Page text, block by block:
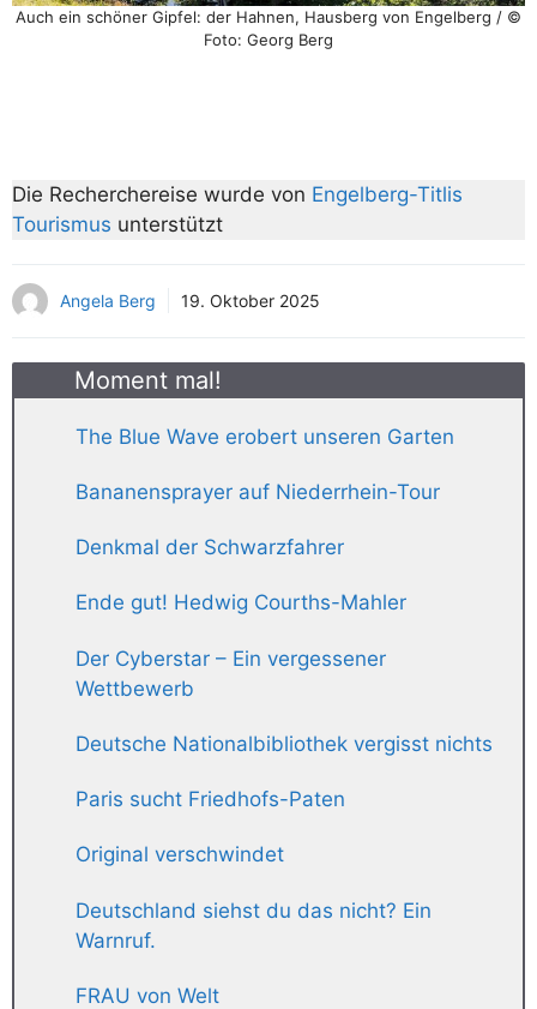
Auch ein schöner Gipfel: der Hahnen, Hausberg von Engelberg / ©
Foto: Georg Berg
Die Recherchereise wurde von Engelberg-Titlis
Tourismus unterstützt
Angela Berg 19. Oktober 2025
Moment mal!
The Blue Wave erobert unseren Garten
Bananensprayer auf Niederrhein-Tour
Denkmal der Schwarzfahrer
Ende gut! Hedwig Courths-Mahler
Der Cyberstar – Ein vergessener
Wettbewerb
Deutsche Nationalbibliothek vergisst nichts
Paris sucht Friedhofs-Paten
Original verschwindet
Deutschland siehst du das nicht? Ein
Warnruf.
FRAU von Welt